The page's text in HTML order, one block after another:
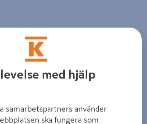
med hjälp
samarbetspartners använder
ska fungera som